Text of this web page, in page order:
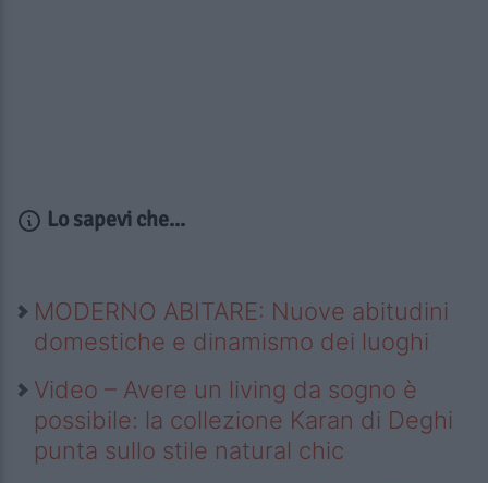
Lo sapevi che...
MODERNO ABITARE: Nuove abitudini
domestiche e dinamismo dei luoghi
Video – Avere un living da sogno è
possibile: la collezione Karan di Deghi
punta sullo stile natural chic